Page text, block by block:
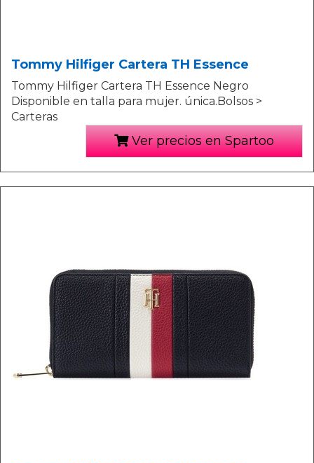
Tommy Hilfiger Cartera TH Essence
Tommy Hilfiger Cartera TH Essence Negro
Disponible en talla para mujer. única.Bolsos >
Carteras
Ver precios en Spartoo